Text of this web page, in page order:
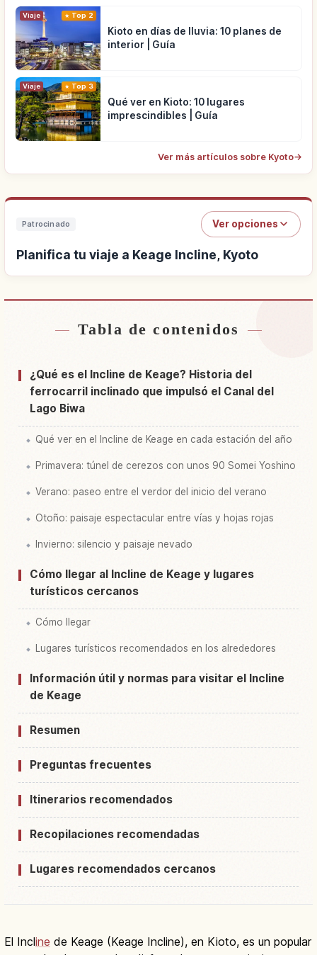
Viaje Top 2
Kioto en días de lluvia: 10 planes de
interior | Guía
Viaje Top 3
Qué ver en Kioto: 10 lugares
imprescindibles | Guía
Ver más artículos sobre Kyoto→
Patrocinado Ver opciones
Planifica tu viaje a Keage Incline, Kyoto
Buscar alojamiento cerca de Keage Incline,
Buscar experiencias en Keage Incline, Kyoto ↗
Tabla de contenidos
¿Qué es el Incline de Keage? Historia del
ferrocarril inclinado que impulsó el Canal del
Lago Biwa
Qué ver en el Incline de Keage en cada estación del año
Primavera: túnel de cerezos con unos 90 Somei Yoshino
Verano: paseo entre el verdor del inicio del verano
Otoño: paisaje espectacular entre vías y hojas rojas
Invierno: silencio y paisaje nevado
Cómo llegar al Incline de Keage y lugares
turísticos cercanos
Cómo llegar
Lugares turísticos recomendados en los alrededores
Información útil y normas para visitar el Incline
de Keage
Resumen
Preguntas frecuentes
Itinerarios recomendados
Recopilaciones recomendadas
Lugares recomendados cercanos
El Incline de Keage (Keage Incline), en Kioto, es un popular